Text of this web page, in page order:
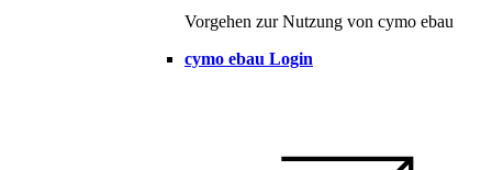
Vorgehen zur Nutzung von cymo ebau
cymo ebau Login